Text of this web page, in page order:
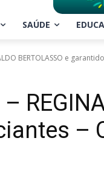
SAÚDE
BERTOLASSO e
–